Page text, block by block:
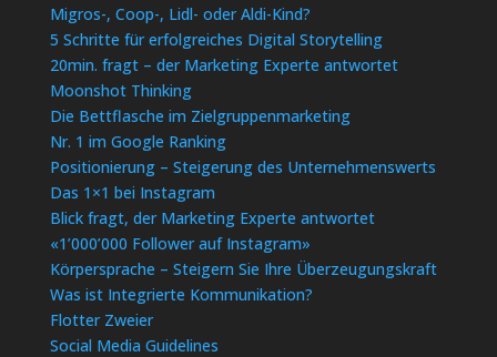
Migros-, Coop-, Lidl- oder Aldi-Kind?
5 Schritte für erfolgreiches Digital Storytelling
20min. fragt – der Marketing Experte antwortet
Moonshot Thinking
Die Bettflasche im Zielgruppenmarketing
Nr. 1 im Google Ranking
Positionierung – Steigerung des Unternehmenswerts
Das 1×1 bei Instagram
Blick fragt, der Marketing Experte antwortet
«1’000’000 Follower auf Instagram»
Körpersprache – Steigern Sie Ihre Überzeugungskraft
Was ist Integrierte Kommunikation?
Flotter Zweier
Social Media Guidelines